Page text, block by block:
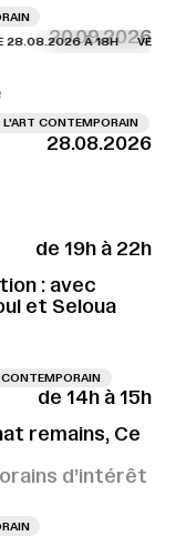
20.09.2026
À 18H
L'ART CONTEMPORAIN
28.08.2026
de 19h à 22h
: avec
et Seloua
CONTEMPORAIN
de 14h à 15h
remains, Ce
d’intérêt